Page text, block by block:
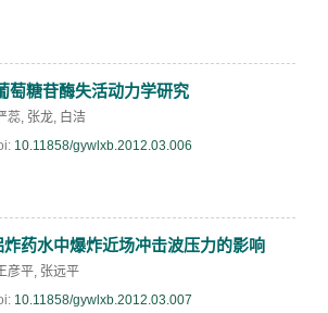
萄糖苷酶失活动力学研究
蕊, 张龙, 白洁
10.11858/gywlxb.2012.03.006
药水中爆炸近场冲击波压力的影响
彦平, 张远平
10.11858/gywlxb.2012.03.007